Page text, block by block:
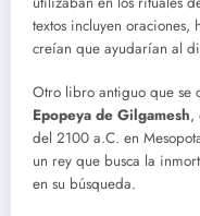
textos incluyen oraciones,
creían que ayudarían al
Otro libro antiguo que se
Epopeya de Gilgamesh,
del 2100 a.C. en
un rey que busca la
en su búsqueda.